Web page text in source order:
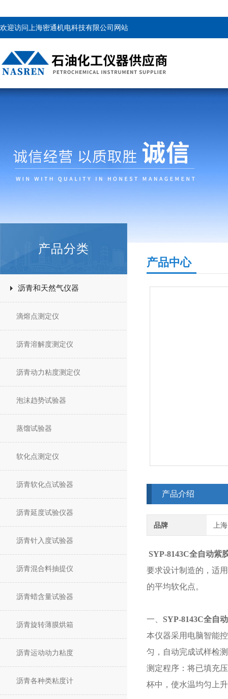
欢迎访问上海密通机电科技有限公司网站
产品分类
沥青和天然气仪器
滴熔点测定仪
沥青溶解度测定仪
沥青动力粘度测定仪
泡沫趋势试验器
蒸馏试验器
软化点测定仪
沥青软化点试验器
沥青延度试验仪器
沥青针入度试验器
沥青混合料抽提仪
沥青蜡含量试验器
沥青旋转薄膜烘箱
沥青运动动力粘度
沥青各种类粘度计
产品中心
产品介绍
品牌 上
SYP-8143C全自动紫
要求设计制造的，适
的平均软化点。
一、 SYP-8143C全自
本仪器采用电脑智能
匀，自动完成试样检
测定程序：将已填充
杯中，使水温均匀上